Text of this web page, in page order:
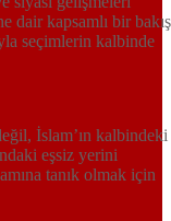
dair kapsamlı bir bakış
seçimlerin kalbinde
İslam’ın kalbindeki
eşsiz yerini
tanık olmak için